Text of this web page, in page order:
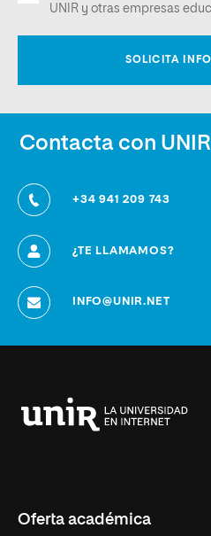
Contacta con UNIR
+34 941 209 743
¿TE LLAMAMOS?
INFO@UNIR.NET
Oferta académica